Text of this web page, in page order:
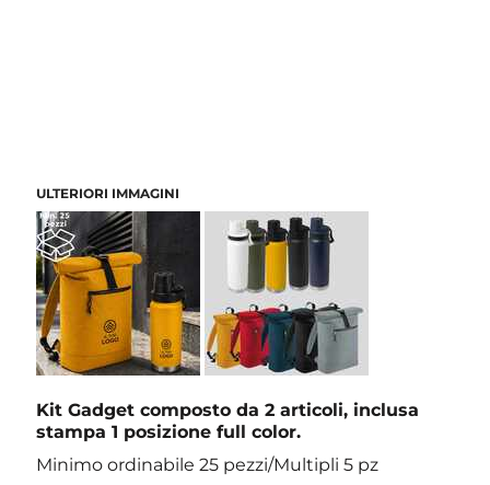
ULTERIORI IMMAGINI
Kit Gadget composto da 2 articoli, inclusa
stampa 1 posizione full color.
Minimo ordinabile 25 pezzi/Multipli 5 pz